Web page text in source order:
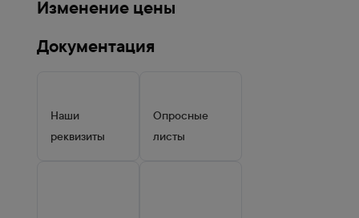
Изменение цены
Документация
Наши
реквизиты
Опросные
листы